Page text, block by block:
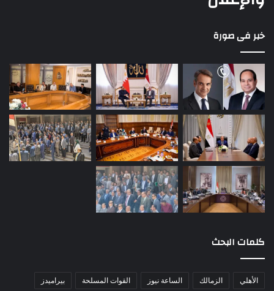
خبر فى صورة
كلمات البحث
الأهلي الزمالك الساعة نيوز القوات المسلحة
بيراميدز